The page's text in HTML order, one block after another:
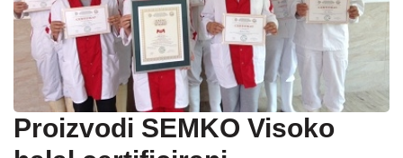
Proizvodi SEMKO Visoko